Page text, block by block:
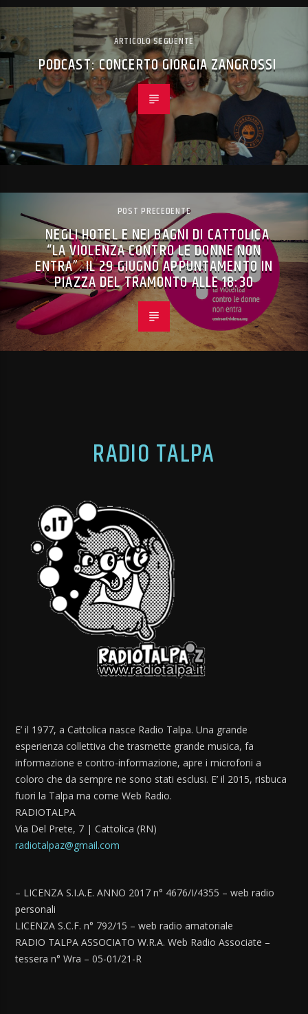
ARTICOLO SEGUENTE
PODCAST: CONCERTO GIORGIA ZANGROSSI
POST PRECEDENTE
NEGLI HOTEL E NEI BAGNI DI CATTOLICA
“LA VIOLENZA CONTRO LE DONNE NON
ENTRA”. IL 29 GIUGNO APPUNTAMENTO IN
PIAZZA DEL TRAMONTO ALLE 18:30
RADIO TALPA
E’ il 1977, a Cattolica nasce Radio Talpa. Una grande
esperienza collettiva che trasmette grande musica, fa
informazione e contro-informazione, apre i microfoni a
coloro che da sempre ne sono stati esclusi. E’ il 2015, risbuca
fuori la Talpa ma come Web Radio.
RADIOTALPA
Via Del Prete, 7 | Cattolica (RN)
radiotalpaz@gmail.com
– LICENZA S.I.A.E. ANNO 2017 n° 4676/I/4355 – web radio
personali
LICENZA S.C.F. n° 792/15 – web radio amatoriale
RADIO TALPA ASSOCIATO W.R.A. Web Radio Associate –
tessera n° Wra – 05-01/21-R